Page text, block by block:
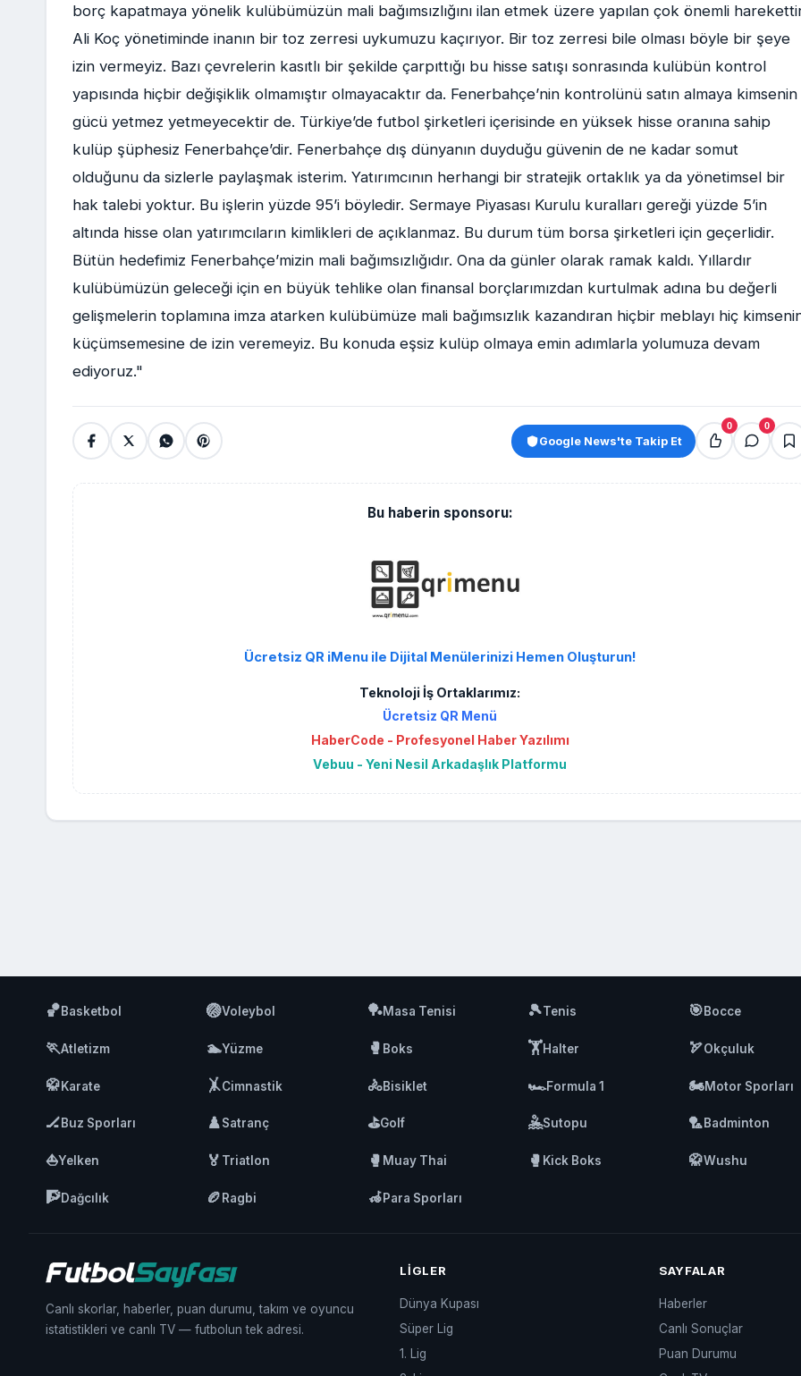
borç kapatmaya yönelik kulübümüzün mali bağımsızlığını ilan etmek üzere yapılan çok önemli
Ali Koç yönetiminde inanın bir toz zerresi uykumuzu kaçırıyor. Bir toz zerresi bile olması böyle bir şeye
izin vermeyiz. Bazı çevrelerin kasıtlı bir şekilde çarpıttığı bu hisse satışı sonrasında kulübün kontrol
yapısında hiçbir değişiklik olmamıştır olmayacaktır da. Fenerbahçe’nin kontrolünü satın almaya kimsenin
gücü yetmez yetmeyecektir de. Türkiye’de futbol şirketleri içerisinde en yüksek hisse oranına sahip
kulüp şüphesiz Fenerbahçe’dir. Fenerbahçe dış dünyanın duyduğu güvenin de ne kadar somut
olduğunu da sizlerle paylaşmak isterim. Yatırımcının herhangi bir stratejik ortaklık ya da yönetimsel bir
hak talebi yoktur. Bu işlerin yüzde 95’i böyledir. Sermaye Piyasası Kurulu kuralları gereği yüzde 5’in
altında hisse olan yatırımcıların kimlikleri de açıklanmaz. Bu durum tüm borsa şirketleri için geçerlidir.
Bütün hedefimiz Fenerbahçe’mizin mali bağımsızlığıdır. Ona da günler olarak ramak kaldı. Yıllardır
kulübümüzün geleceği için en büyük tehlike olan finansal borçlarımızdan kurtulmak adına bu değerli
gelişmelerin toplamına imza atarken kulübümüze mali bağımsızlık kazandıran hiçbir meblayı hiç
küçümsemesine de izin veremeyiz. Bu konuda eşsiz kulüp olmaya emin adımlarla yolumuza devam
ediyoruz."
Google News'te Takip Et
0 0
Bu haberin sponsoru:
Ücretsiz QR iMenu ile Dijital Menülerinizi Hemen Oluşturun!
Teknoloji İş Ortaklarımız:
Ücretsiz QR Menü
HaberCode - Profesyonel Haber Yazılımı
Vebuu - Yeni Nesil Arkadaşlık Platformu
🏀Basketbol 🏐Voleybol 🏓Masa Tenisi 🎾Tenis 🎯Bocce
🏃Atletizm 🏊Yüzme 🥊 Boks 🏋️Halter 🏹Okçuluk
🥋Karate 🤸Cimnastik 🚴Bisiklet 🏎️Formula 1 🏍️Motor Sporları
🏒Buz Sporları ♟️Satranç ⛳Golf 🤽Sutopu 🏸Badminton
⛵Yelken 🏅 Triatlon 🥊 Muay Thai 🥊 Kick Boks 🥋Wushu
🧗Dağcılık 🏉 Ragbi 🦽Para Sporları
Canlı skorlar, haberler, puan durumu, takım ve oyuncu
istatistikleri ve canlı TV — futbolun tek adresi.
LIGLER
Dünya Kupası
Süper Lig
1. Lig
SAYFALAR
Haberler
Canlı Sonuçlar
Puan Durumu